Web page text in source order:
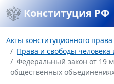
Конституция РФ
Акты конституционного права
Права и свободы человека
Федеральный закон от 19
общественных